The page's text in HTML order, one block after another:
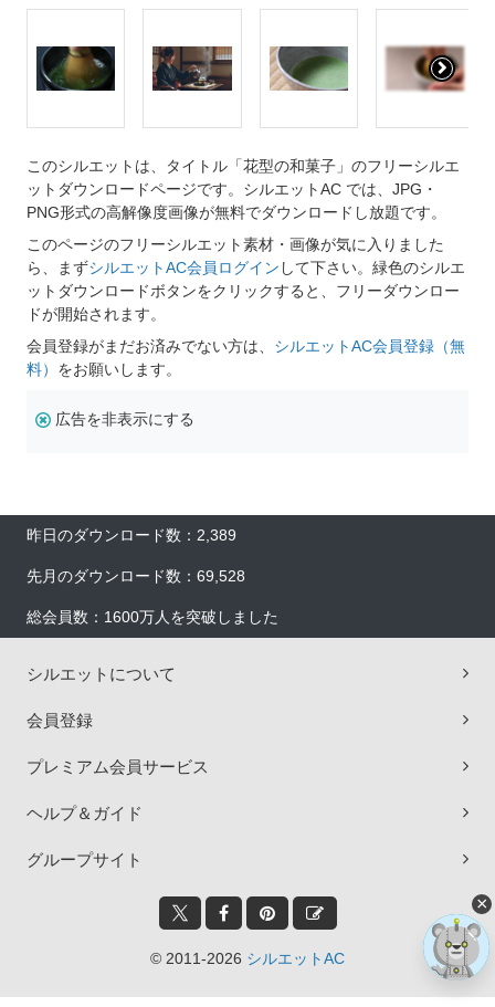
このシルエットは、タイトル「花型の和菓子」のフリーシルエ
ットダウンロードページです。シルエットAC では、JPG・
PNG形式の高解像度画像が無料でダウンロードし放題です。
このページのフリーシルエット素材・画像が気に入りました
ら、まずシルエットAC会員ログイン して下さい。緑色のシルエ
ットダウンロードボタンをクリックすると、フリーダウンロー
ドが開始されます。
会員登録がまだお済みでない方は、 シルエットAC会員登録（無
料） をお願いします。
広告を非表示にする
昨日のダウンロード数：2,389
先月のダウンロード数：69,528
総会員数：1600万人を突破しました
シルエットについて
会員登録
プレミアム会員サービス
ヘルプ＆ガイド
グループサイト
© 2011-2026 シルエットAC
×